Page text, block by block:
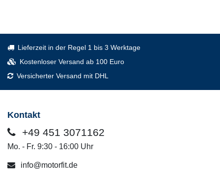
Lieferzeit in der Regel 1 bis 3 Werktage
Kostenloser Versand ab 100 Euro
Versicherter Versand mit DHL
Kontakt
+49 451 3071162
Mo. - Fr. 9:30 - 16:00 Uhr
info@motorfit.de